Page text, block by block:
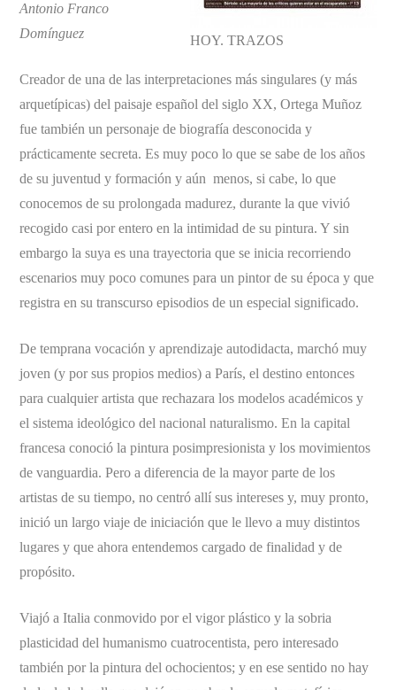
HOY. TRAZOS
Antonio Franco
Domínguez
Creador de una de las interpretaciones más singulares (y más
arquetípicas) del paisaje español del siglo XX, Ortega Muñoz
fue también un personaje de biografía desconocida y
prácticamente secreta. Es muy poco lo que se sabe de los años
de su juventud y formación y aún menos, si cabe, lo que
conocemos de su prolongada madurez, durante la que vivió
recogido casi por entero en la intimidad de su pintura. Y sin
embargo la suya es una trayectoria que se inicia recorriendo
escenarios muy poco comunes para un pintor de su época y que
registra en su transcurso episodios de un especial significado.
De temprana vocación y aprendizaje autodidacta, marchó muy
joven (y por sus propios medios) a París, el destino entonces
para cualquier artista que rechazara los modelos académicos y
el sistema ideológico del nacional naturalismo. En la capital
francesa conoció la pintura posimpresionista y los movimientos
de vanguardia. Pero a diferencia de la mayor parte de los
artistas de su tiempo, no centró allí sus intereses y, muy pronto,
inició un largo viaje de iniciación que le llevo a muy distintos
lugares y que ahora entendemos cargado de finalidad y de
propósito.
Viajó a Italia conmovido por el vigor plástico y la sobria
plasticidad del humanismo cuatrocentista, pero interesado
también por la pintura del ochocientos; y en ese sentido no hay